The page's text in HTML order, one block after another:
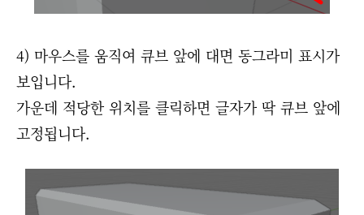
4) 마우스를 움직여 큐브 앞에 대면 동그라미 표시가
보입니다.
가운데 적당한 위치를 클릭하면 글자가 딱 큐브 앞에
고정됩니다.